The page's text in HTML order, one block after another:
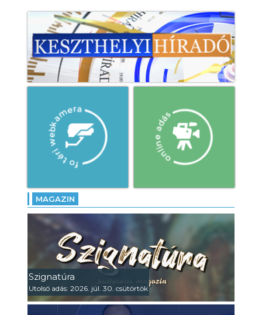
MAGAZIN
Szignatúra
Utolsó adás: 2026. júl. 30. csütörtök